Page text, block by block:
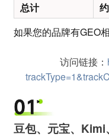
总计
如果您的品牌有GEO
访问链接：
豆包、元宝、